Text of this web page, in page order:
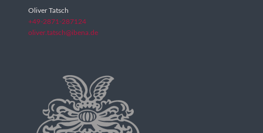
Oliver Tatsch
+49-2871-287124
oliver.tatsch@ibena.de